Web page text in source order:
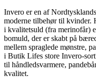
Invero er en af
moderne tilbehør til kvinder.
i kvalitetsuld (fra merinofår)
bomuld, der er skabt på
mellem spraglede mønstre,
i Butik Lifes store Invero-
til håndledsvarmere,
kvalitet.